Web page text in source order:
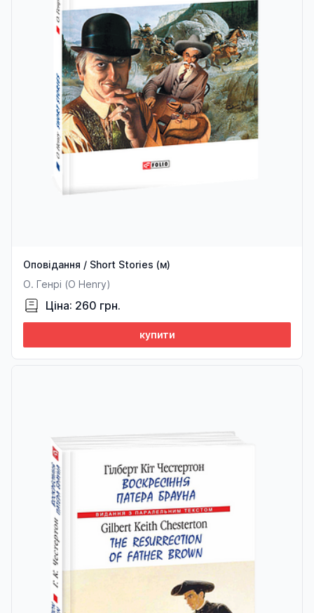
Оповідання / Short Stories (м)
О. Генрі (O Henry)
Ціна: 260 грн.
купити